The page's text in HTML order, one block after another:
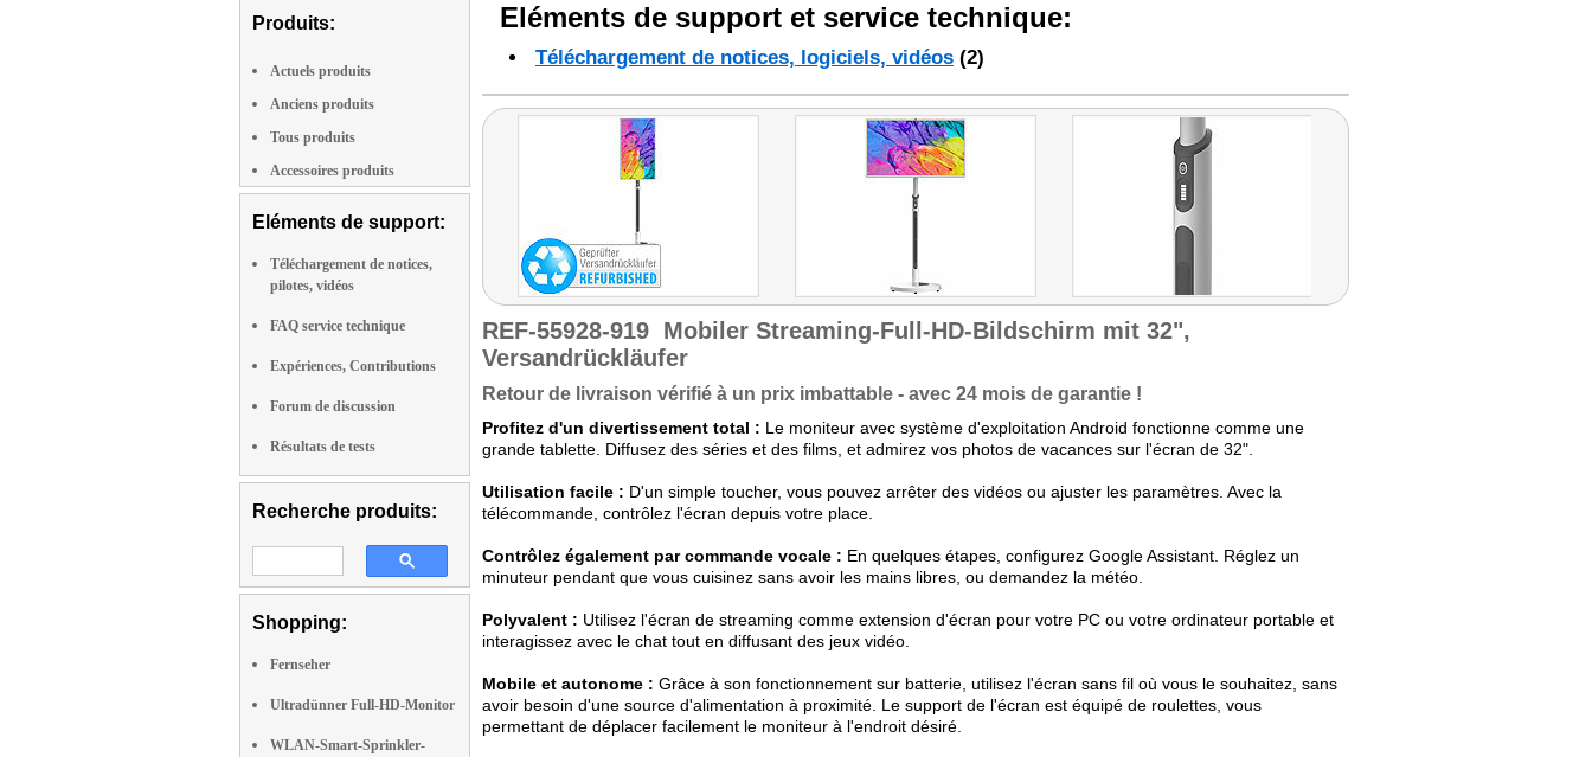
Produits:
Actuels produits
Anciens produits
Tous produits
Accessoires produits
Eléments de support:
Téléchargement de notices,
pilotes, vidéos
FAQ service technique
Expériences, Contributions
Forum de discussion
Résultats de tests
Recherche produits:
Shopping:
Fernseher
Ultradünner Full-HD-Monitor
WLAN-Smart-Sprinkler-
Eléments de support et service technique:
Téléchargement de notices, logiciels, vidéos (2)
REF-55928-919 Mobiler Streaming-Full-HD-Bildschirm mit 32",
Versandrückläufer
Retour de livraison vérifié à un prix imbattable - avec 24 mois de garantie !
Profitez d'un divertissement total : Le moniteur avec système d'exploitation Android fonctionne comme une
grande tablette. Diffusez des séries et des films, et admirez vos photos de vacances sur l'écran de 32".
Utilisation facile : D'un simple toucher, vous pouvez arrêter des vidéos ou ajuster les paramètres. Avec la
télécommande, contrôlez l'écran depuis votre place.
Contrôlez également par commande vocale : En quelques étapes, configurez Google Assistant. Réglez un
minuteur pendant que vous cuisinez sans avoir les mains libres, ou demandez la météo.
Polyvalent : Utilisez l'écran de streaming comme extension d'écran pour votre PC ou votre ordinateur portable et
interagissez avec le chat tout en diffusant des jeux vidéo.
Mobile et autonome : Grâce à son fonctionnement sur batterie, utilisez l'écran sans fil où vous le souhaitez, sans
avoir besoin d'une source d'alimentation à proximité. Le support de l'écran est équipé de roulettes, vous
permettant de déplacer facilement le moniteur à l'endroit désiré.